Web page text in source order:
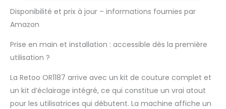
vous permet d'ajuster
d'un point simple,
solution parfaite pour
les réparations
quotidiennes et les
Disponibilité et prix à jour – informations fournies par
Amazon
Prise en main et installation : accessible dès la première
utilisation ?
La Retoo OR1187 arrive avec un kit de couture complet et
un kit d’éclairage intégré, ce qui constitue un vrai atout
pour les utilisatrices qui débutent. La machine affiche un